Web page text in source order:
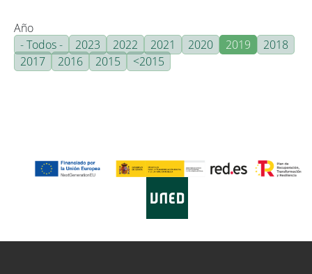
Año
- Todos -
2023 2022 2021 2020 2019
2018
2017
2016 2015 <2015